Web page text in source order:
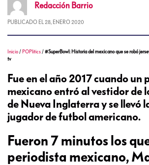
Redacción Barrio
PUBLICADO EL 28, ENERO 2020
Inicio / POPlitics /#SuperBowl: Historia del mexicano que se robó
tv
Fue en el año 2017 cuando un
mexicano entró al vestidor de
de Nueva Inglaterra y se llevó
jugador de futbol americano.
Fueron 7 minutos los
periodista mexicano,